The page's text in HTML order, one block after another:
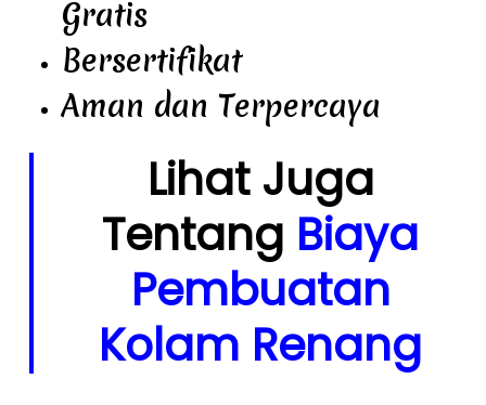
Gratis
Bersertifikat
Aman dan Terpercaya
Lihat Juga
Tentang Biaya
Pembuatan
Kolam Renang